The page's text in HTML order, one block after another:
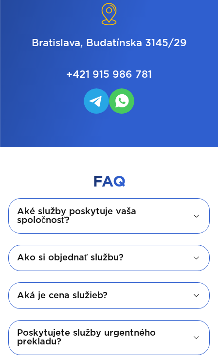
Bratislava, Budatínska 3145/29
+421 915 986 781
FAQ
Aké služby poskytuje vaša
spoločnosť?
Ako si objednať službu?
Aká je cena služieb?
Poskytujete služby urgentného
prekladu?